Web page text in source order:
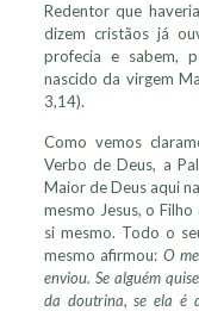
Redentor que
dizem cristãos já
profecia e sabem,
nascido da virgem
3,14).
Como vemos
Verbo de Deus, a
Maior de Deus aqui
mesmo Jesus, o
si mesmo. Todo o
mesmo afirmou: O
enviou. Se alguém
da doutrina, se ela é